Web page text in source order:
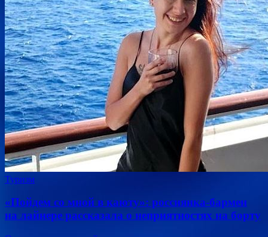
Туризм
«Пойдем со мной в каюту»: россиянка-бармен
на лайнере рассказала о неприятностях на борту